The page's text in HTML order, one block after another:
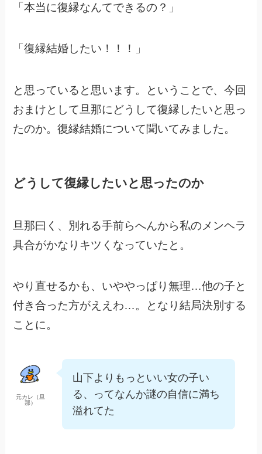
「本当に復縁なんてできるの？」
「復縁結婚したい！！！」
と思っていると思います。ということで、今回
おまけとして旦那にどうして復縁したいと思っ
たのか。復縁結婚について聞いてみました。
どうして復縁したいと思ったのか
旦那曰く、別れる手前らへんから私のメンヘラ
具合がかなりキツくなっていたと。
やり直せるかも、いややっぱり無理…他の子と
付き合った方がええわ…。となり結局決別する
ことに。
元カレ（旦
那）
山下よりもっといい女の子い
る、ってなんか謎の自信に満ち
溢れてた